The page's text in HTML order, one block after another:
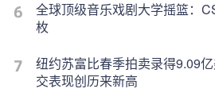
全球顶级音乐戏剧大学摇篮：
枚
纽约苏富比春季拍卖录得9.09
交表现创历来新高